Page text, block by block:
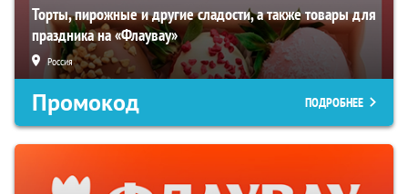
Торты, пирожные и другие сладости, а также товары для
праздника на «Флаувау»
Россия
Промокод ПОДРОБНЕЕ